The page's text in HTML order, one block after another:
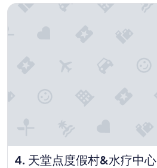
（5,683
4. 天堂点度假村&水疗中心
天堂点度假村&水疗中心
天堂点度假村&水疗中心